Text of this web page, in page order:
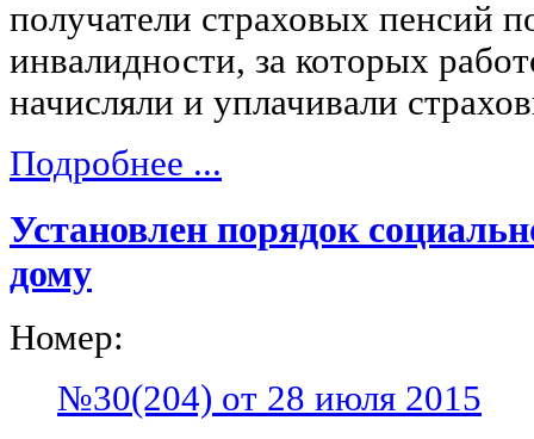
получатели страховых пенсий
инвалидности, за которых
начисляли и уплачивали
Подробнее ...
Установлен порядок
дому
Номер:
№30(204) от 28 июля 2015